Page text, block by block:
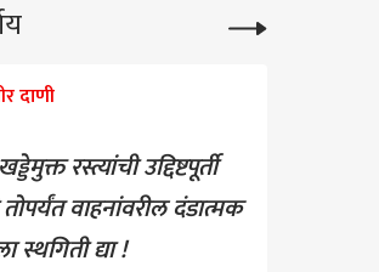
दाणी
रस्त्यांची उद्दिष्टपूर्ती
वाहनांवरील दंडात्मक
स्थगिती द्या !